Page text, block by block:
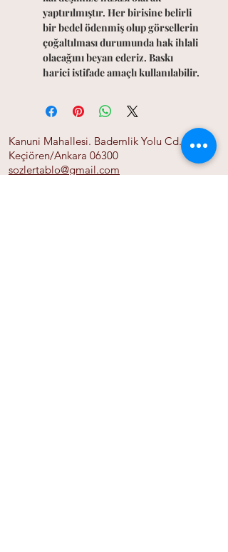
yaptırılmıştır. Her birisine belirli
bir bedel ödenmiş olup görsellerin
çoğaltılması durumunda hak ihlali
olacağını beyan ederiz. Baskı
harici istifade amaçlı kullanılabilir.
Kanuni Mahallesi. Bademlik Yolu Cd. 118/A
Keçiören/Ankara 06300
sozlertablo@gmail.com